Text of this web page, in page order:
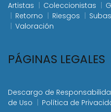
Artistas Coleccionistas
Retorno
Riesgos
Valoración
PÁGINAS LEGALES
Descargo de
de Uso
Política de